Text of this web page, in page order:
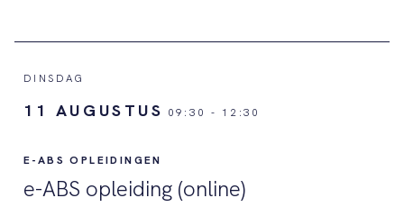
DINSDAG
11 AUGUSTUS 09:30 - 12:30
E-ABS OPLEIDINGEN
e-ABS opleiding (online)